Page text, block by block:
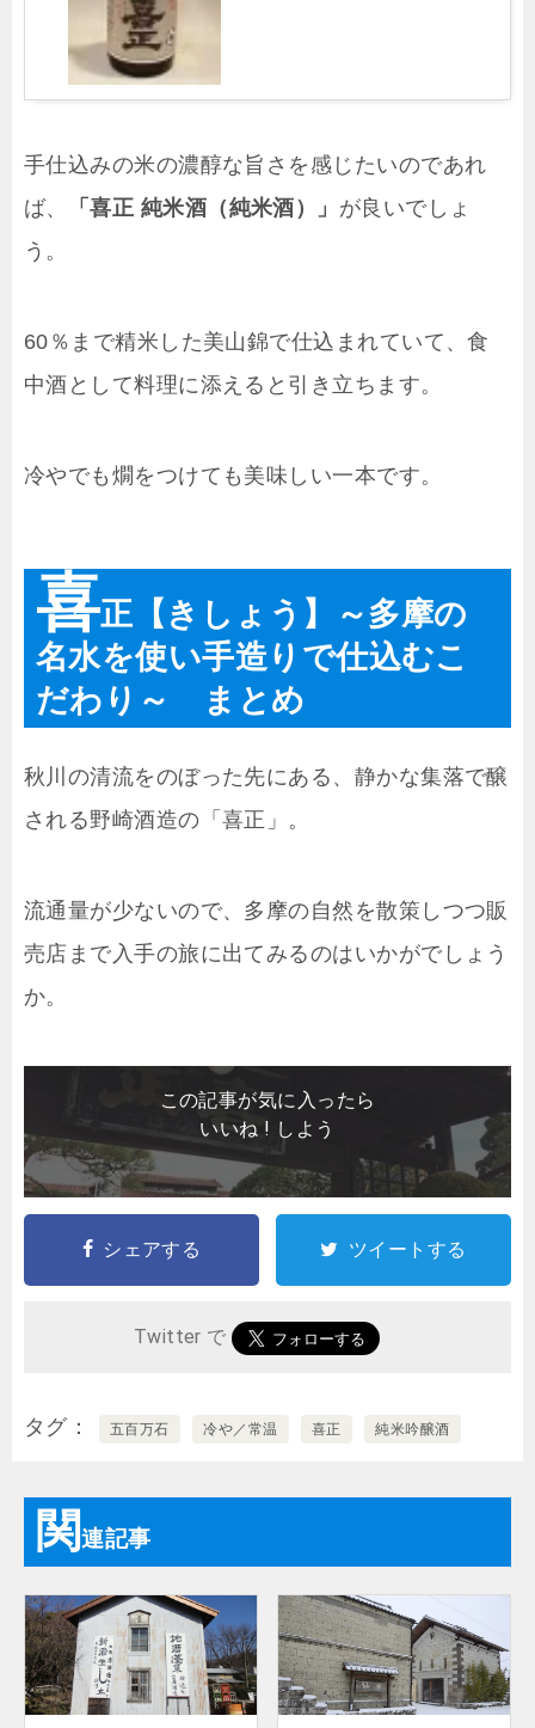
手仕込みの米の濃醇な旨さを感じたいのであれ
ば、
「喜正 純米酒（純米酒）」 が良いでしょ
う。
60％まで精米した美山錦で仕込まれていて、食
中酒として料理に添えると引き立ちます。
冷やでも燗をつけても美味しい一本です。
喜正【きしょう】～多摩の
名水を使い手造りで仕込むこ
だわり～ まとめ
秋川の清流をのぼった先にある、静かな集落で醸
される野崎酒造の「喜正」。
流通量が少ないので、多摩の自然を散策しつつ販
売店まで入手の旅に出てみるのはいかがでしょう
か。
この記事が気に入ったら
いいね ! しよう
シェアする ツイートする
Twitter で
タグ 五百万石 冷や／常温 喜正 純米吟醸酒
関連記事